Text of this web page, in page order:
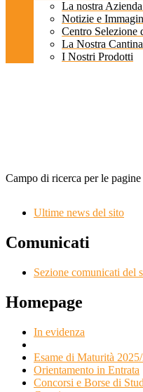
La nostra
Notizie e
Centro Selezione
La Nostra Cantina
I Nostri Prodotti
Campo di ricerca per le
Ultime news del sito
Comunicati
Sezione comunicati del
Homepage
In evidenza
Esame di Maturità
Orientamento in Entrata
Concorsi e Borse di